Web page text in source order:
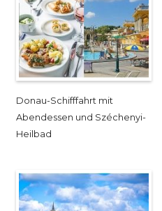
Donau-Schifffahrt mit
Abendessen und Széchenyi-
Heilbad